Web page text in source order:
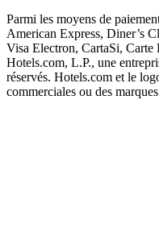
Parmi les moyens de
American Express, Diner’s
Visa Electron, CartaSi, Carte
Hotels.com, L.P., une
réservés. Hotels.com et le
commerciales ou des